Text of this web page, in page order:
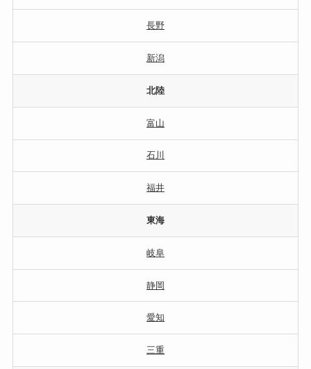
長野
新潟
北陸
富山
石川
福井
東海
岐阜
静岡
愛知
三重